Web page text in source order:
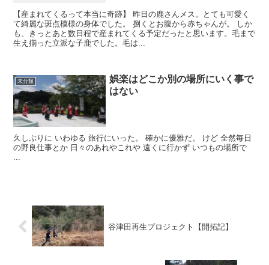
【産まれてくるって本当に奇跡】 昨日の鹿さんメス。とても可愛く
て綺麗な斑点模様の身体でした。 捌くとお腹から赤ちゃんが。 しか
も、きっとあと数日程で産まれてくる予定だったと思います。毛まで
生え揃った立派な子鹿でした。毛は...
未分類
娯楽はどこか別の場所にいく事で
はない
久しぶりに いわゆる 旅行にいった。 確かに優雅だ。 けど 全然毎日
の野良仕事とか 日々のあれやこれや 遠くに行かず いつもの場所で
...
谷津田再生プロジェクト【開拓記】